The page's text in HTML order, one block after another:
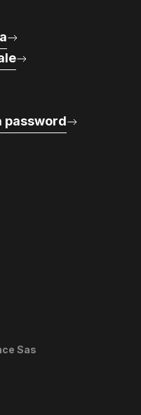
Sas
password